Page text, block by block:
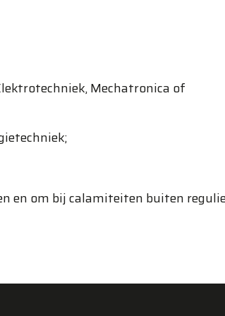
Mechatronica of
en om bij calamiteiten buiten